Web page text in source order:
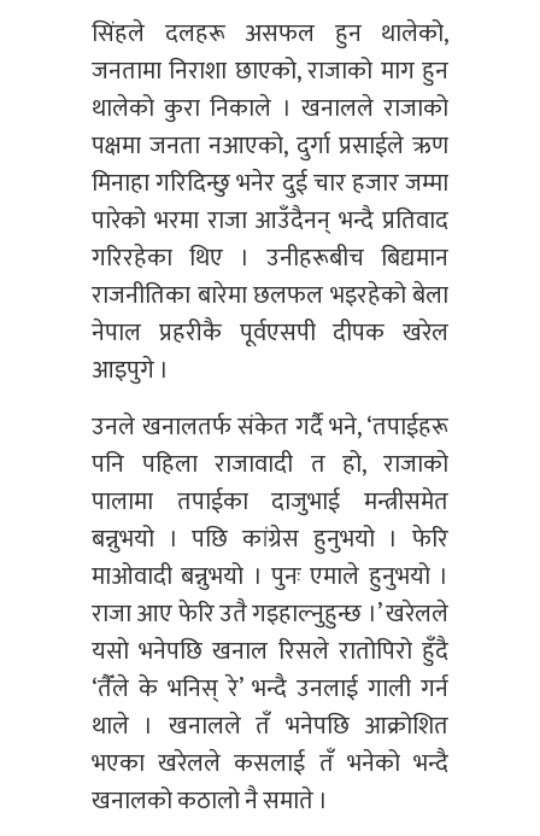
सिंहले दलहरू असफल हुन थालेको,
जनतामा निराशा छाएको, राजाको माग हुन
थालेको कुरा निकाले । खनालले राजाको
पक्षमा जनता नआएको, दुर्गा प्रसाईले ऋण
मिनाहा गरिदिन्छु भनेर दुई चार हजार जम्मा
पारेको भरमा राजा आउँदैनन् भन्दै प्रतिवाद
गरिरहेका थिए । उनीहरूबीच बिद्यमान
राजनीतिका बारेमा छलफल भइरहेको बेला
नेपाल प्रहरीकै पूर्वएसपी दीपक खरेल
आइपुगे ।
उनले खनालतर्फ संकेत गर्दै भने, ‘तपाईहरू
पनि पहिला राजावादी त हो, राजाको
पालामा तपाईका दाजुभाई मन्त्रीसमेत
बन्नुभयो । पछि कांग्रेस हुनुभयो । फेरि
माओवादी बन्नुभयो । पुनः एमाले हुनुभयो ।
राजा आए फेरि उतै गइहाल्नुहुन्छ ।’ खरेलले
यसो भनेपछि खनाल रिसले रातोपिरो हुँदै
‘तैँले के भनिस् रे’ भन्दै उनलाई गाली गर्न
थाले । खनालले तँ भनेपछि आक्रोशित
भएका खरेलले कसलाई तँ भनेको भन्दै
खनालको कठालो नै समाते ।